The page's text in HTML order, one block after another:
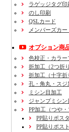
ラゲッジタグ印
のし印刷
QSLカード
メンバーズカー
オプション商
色校正・カラー
折加工 （2つ折
折加工 （十字
孔・角丸・スジ
ミシン目加工
ジャンプミシン
PP加工 （つや
PP貼りポス
PP貼りポス